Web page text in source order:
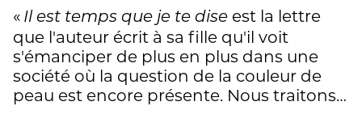
nouveau texte est tout simplement
magnifique ! » Sophie
« Il est temps que je te dise est la lettre
que l'auteur écrit à sa fille qu'il voit
s'émanciper de plus en plus dans une
société où la question de la couleur de
peau est encore présente. Nous traitons